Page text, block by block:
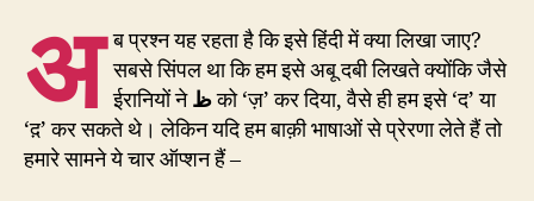
अ ब प्रश्न यह रहता है कि इसे हिंदी में क्या लिखा जाए?
सबसे सिंपल था कि हम इसे अबू दबी लिखते क्योंकि जैसे
ईरानियों नेظको ‘ज़’ कर दिया, वैसे ही हम इसे ‘द’ या
‘द़’ कर सकते थे। लेकिन यदि हम बाक़ी भाषाओं से प्रेरणा लेते हैं तो
हमारे सामने ये चार ऑप्शन हैं –